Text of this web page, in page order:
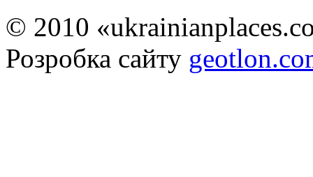
© 2010
Розробка сайту